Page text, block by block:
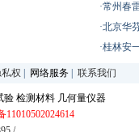
·常州春
·北京华
·桂林安
权 网络服务 联系我们
验 检测材料 几何量仪器
11010502024614